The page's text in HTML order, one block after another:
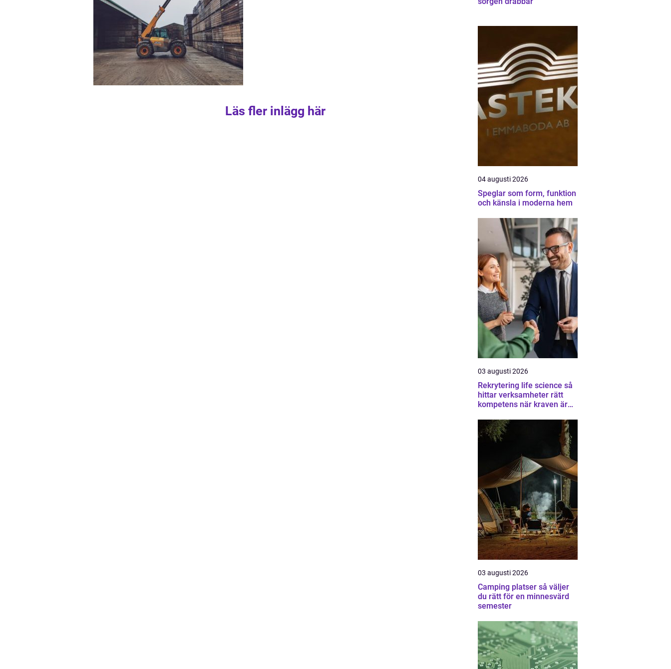
Läs fler inlägg här
04 augusti 2026
Speglar som form, funktion
och känsla i moderna hem
03 augusti 2026
Rekrytering life science så
hittar verksamheter rätt
kompetens när kraven är
03 augusti 2026
Camping platser så väljer
du rätt för en minnesvärd
semester